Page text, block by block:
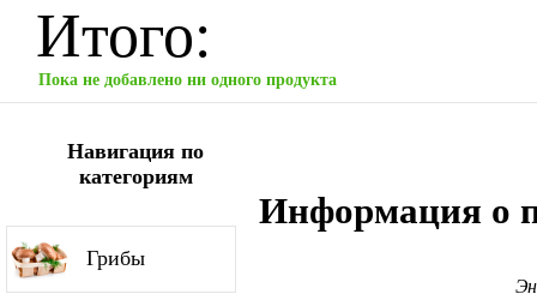
Итого:
Пока не добавлено ни одного продукта
Навигация по
категориям
Грибы
Информация о